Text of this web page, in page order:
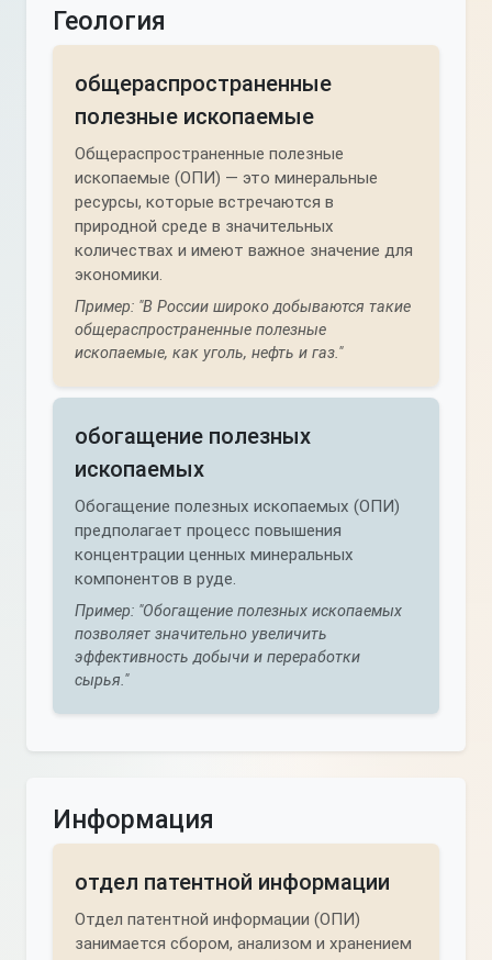
Геология
общераспространенные
полезные ископаемые
Общераспространенные полезные
ископаемые (ОПИ) — это минеральные
ресурсы, которые встречаются в
природной среде в значительных
количествах и имеют важное значение для
экономики.
Пример: "В России широко добываются такие
общераспространенные полезные
ископаемые, как уголь, нефть и газ."
обогащение полезных
ископаемых
Обогащение полезных ископаемых (ОПИ)
предполагает процесс повышения
концентрации ценных минеральных
компонентов в руде.
Пример: "Обогащение полезных ископаемых
позволяет значительно увеличить
эффективность добычи и переработки
сырья."
Информация
отдел патентной информации
Отдел патентной информации (ОПИ)
занимается сбором, анализом и хранением